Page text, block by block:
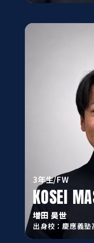
3年生/FW
KOSEI
増田 昊世
出身校：慶應義塾